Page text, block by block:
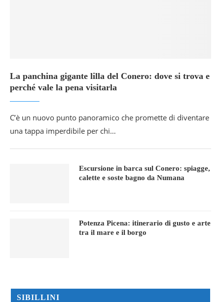
La panchina gigante lilla del Conero: dove si trova e
perché vale la pena visitarla
C’è un nuovo punto panoramico che promette di diventare
una tappa imperdibile per chi…
Escursione in barca sul Conero: spiagge,
calette e soste bagno da Numana
Potenza Picena: itinerario di gusto e arte
tra il mare e il borgo
SIBILLINI